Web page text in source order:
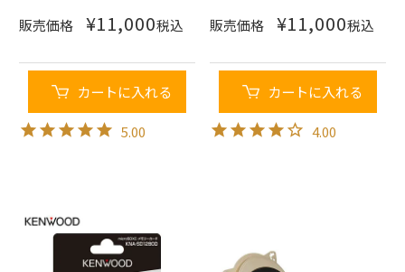
販売価格 ¥11,000税込
カートに入れる
5.00
販売価格 ¥11,000税込
カートに入れる
4.00